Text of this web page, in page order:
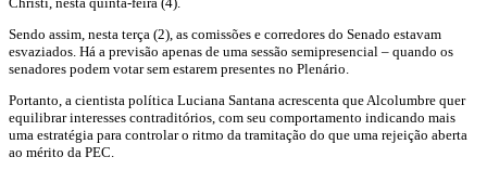
Sendo assim, nesta terça (2), as comissões e corredores do Senado estavam
esvaziados. Há a previsão apenas de uma sessão semipresencial – quando os
senadores podem votar sem estarem presentes no Plenário.
Portanto, a cientista política Luciana Santana acrescenta que Alcolumbre quer
equilibrar interesses contraditórios, com seu comportamento indicando mais
uma estratégia para controlar o ritmo da tramitação do que uma rejeição aberta
ao mérito da PEC.